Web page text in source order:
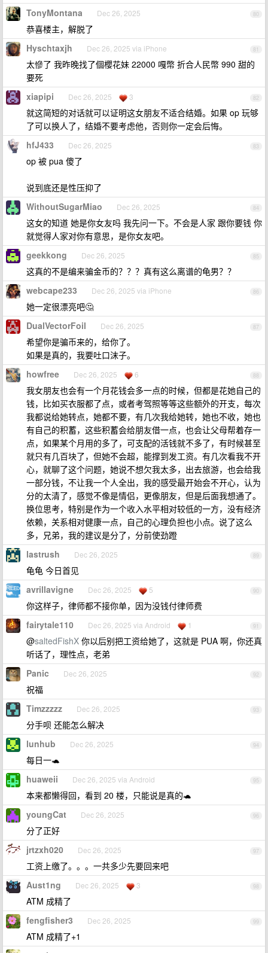
80
TonyMontana Dec 26, 2025
恭喜楼主，解脱了
81
Hyschtaxjh Dec 26, 2025 via iPhone
太慘了 我昨晚找了個櫻花妹 22000 嘎幣 折合人民幣 990 甜的
要死
82
xiapipi Dec 26, 2025 3
就这简短的对话就可以证明这女朋友不适合结婚。如果 op 玩够
了可以换人了，结婚不要考虑他，否则你一定会后悔。
83
hfJ433 Dec 26, 2025
op 被 pua 傻了
说到底还是性压抑了
84
WithoutSugarMiao Dec 26, 2025
这女的知道 她是你女友吗 我先问一下。不会是人家 跟你要钱 你
就觉得人家对你有意思，是你女友吧。
85
geekkong Dec 26, 2025
这真的不是编来骗金币的？？？真有这么离谱的龟男？？
86
webcape233 Dec 26, 2025 via iPhone
她一定很漂亮吧🤔
87
DualVectorFoil Dec 26, 2025
希望你是骗币来的，给你了。
如果是真的，我要吐口沫子。
88
howfree Dec 26, 2025 6
我女朋友也会有一个月花钱会多一点的时候，但都是花她自己的
钱，比如买衣服都了点，或者考驾照等等这些额外的开支，每次
我都说给她转点，她都不要，有几次我给她转，她也不收，她也
有自己的积蓄，这些积蓄会给朋友借一点，也会让父母帮着存一
点，如果某个月用的多了，可支配的活钱就不多了，有时候甚至
就只有几百块了，但她不会超，能撑到发工资。有几次看我不开
心，就聊了这个问题，她说不想欠我太多，出去旅游，也会给我
一部分钱，不让我一个人全出，我的感受最开始会不开心，认为
分的太清了，感觉不像是情侣，更像朋友，但是后面我想通了。
换位思考，特别是作为一个收入水平相对较低的一方，没有经济
依赖，关系相对健康一点，自己的心理负担也小点。说了这么
多，兄弟，我的建议是分了，分前使劲蹬
89
lastrush Dec 26, 2025
龟龟 今日首见
90
avrillavigne Dec 26, 2025 5
你这样子，律师都不接你单，因为没钱付律师费
91
fairytale110 Dec 26, 2025 via Android 1
@saltedFishX 你以后别把工资给她了，这就是 PUA 啊，你还真
听话了，理性点，老弟
92
Panic Dec 26, 2025
祝福
93
Timzzzzz Dec 26, 2025
分手呗 还能怎么解决
94
lunhub Dec 26, 2025
每日一🐢
95
huaweii Dec 26, 2025 via Android
本来都懒得回，看到 20 楼，只能说是真的🐢
96
youngCat Dec 26, 2025
分了正好
97
jrtzxh020 Dec 26, 2025
工资上缴了。。。一共多少先要回来吧
98
Aust1ng Dec 26, 2025 3
ATM 成精了
99
fengfisher3 Dec 26, 2025
ATM 成精了+1